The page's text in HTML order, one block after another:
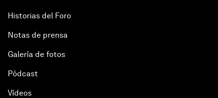
Historias del Foro
Notas de prensa
Galería de fotos
Pódcast
Vídeos